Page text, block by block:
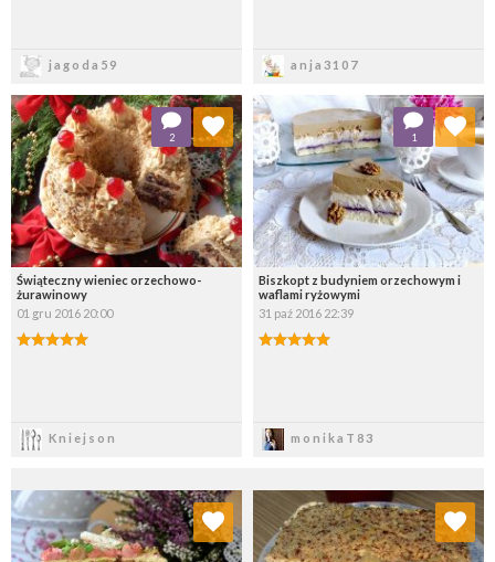
jagoda59 anja3107
Świąteczny wieniec orzechowo-
żurawinowy
01 gru 2016 20:00
Kniejson
2
Dodaj do ulubionych
Wybierz listę:
Biszkopt z budyniem orzechowym i
waflami ryżowymi
31 paź 2016 22:39
monikaT83
1
Dodaj do ulubionych
Wybierz listę:
Dodaj do ulubionych
Wybierz listę:
Dodaj do ulubionych
Wybierz listę: